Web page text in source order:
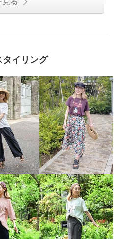
タイリング